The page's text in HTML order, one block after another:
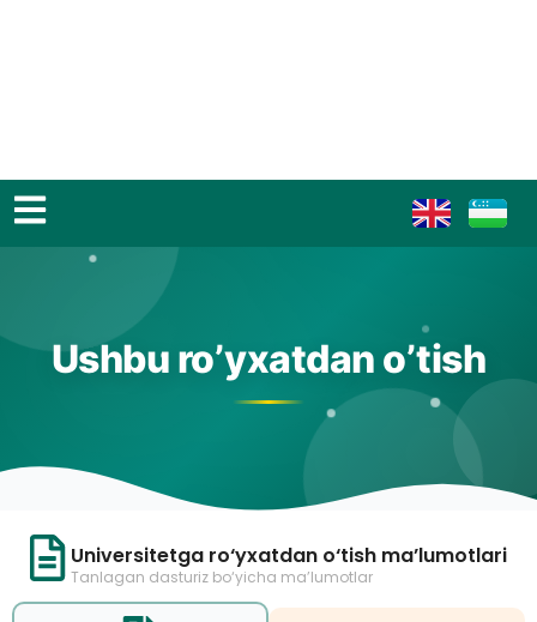
Ushbu ro’yxatdan o’tish
Universitetga ro‘yxatdan o‘tish ma’lumotlari
Tanlagan dasturiz bo‘yicha ma’lumotlar